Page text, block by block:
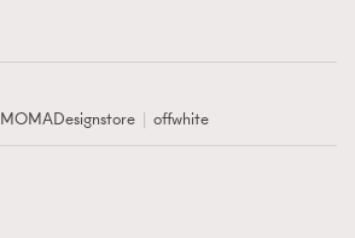
MOMADesignstore offwhite